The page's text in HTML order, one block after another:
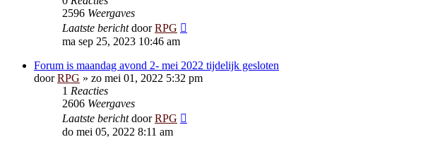
2596 Weergaves
Laatste berichtdoorRPG
ma sep 25, 2023 10:46 am
Forum is maandag avond 2- mei 2022 tijdelijk gesloten
doorRPG » zo mei 01, 2022 5:32 pm
1 Reacties
2606 Weergaves
Laatste berichtdoorRPG
do mei 05, 2022 8:11 am